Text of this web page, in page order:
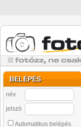
BELÉPÉS
név
jelszó
Automatikus belépés